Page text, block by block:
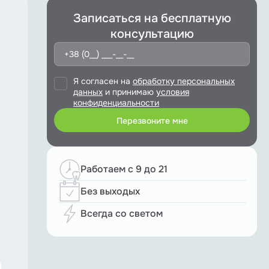
Записаться на бесплатную
консультацию
Я согласен на обработку персональных
данных и принимаю условия
конфиденциальности
Работаем с 9 до 21
Без выходых
Всегда со светом